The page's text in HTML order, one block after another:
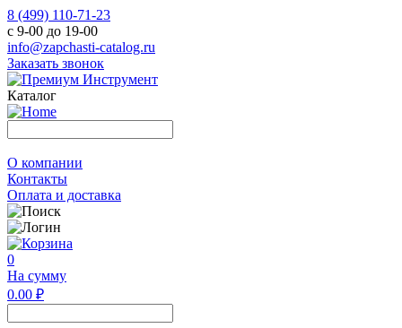
8 (499) 110-71-23
с 9-00 до 19-00
info@zapchasti-catalog.ru
Заказать звонок
Каталог
О компании
Контакты
Оплата и доставка
0
На сумму
0.00 ₽